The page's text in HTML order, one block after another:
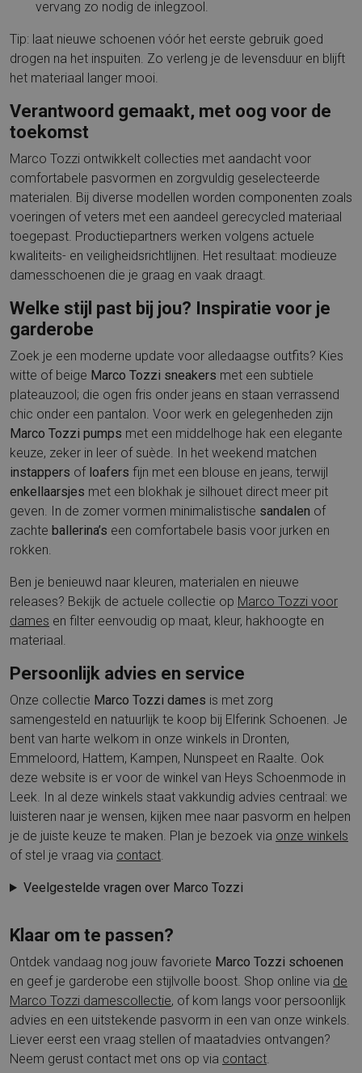
vervang zo nodig de inlegzool.
Tip: laat nieuwe schoenen vóór het eerste gebruik goed
drogen na het inspuiten. Zo verleng je de levensduur en blijft
het materiaal langer mooi.
Verantwoord gemaakt, met oog voor de
toekomst
Marco Tozzi ontwikkelt collecties met aandacht voor
comfortabele pasvormen en zorgvuldig geselecteerde
materialen. Bij diverse modellen worden componenten zoals
voeringen of veters met een aandeel gerecycled materiaal
toegepast. Productiepartners werken volgens actuele
kwaliteits- en veiligheidsrichtlijnen. Het resultaat: modieuze
damesschoenen die je graag en vaak draagt.
Welke stijl past bij jou? Inspiratie voor je
garderobe
Zoek je een moderne update voor alledaagse outfits? Kies
witte of beige Marco Tozzi sneakers met een subtiele
plateauzool; die ogen fris onder jeans en staan verrassend
chic onder een pantalon. Voor werk en gelegenheden zijn
Marco Tozzi pumps met een middelhoge hak een elegante
keuze, zeker in leer of suède. In het weekend matchen
instappers of loafers fijn met een blouse en jeans, terwijl
enkellaarsjes met een blokhak je silhouet direct meer pit
geven. In de zomer vormen minimalistische sandalen of
zachte ballerina’s een comfortabele basis voor jurken en
rokken.
Ben je benieuwd naar kleuren, materialen en nieuwe
releases? Bekijk de actuele collectie op Marco Tozzi voor
dames en filter eenvoudig op maat, kleur, hakhoogte en
materiaal.
Persoonlijk advies en service
Onze collectie Marco Tozzi dames is met zorg
samengesteld en natuurlijk te koop bij Elferink Schoenen. Je
bent van harte welkom in onze winkels in Dronten,
Emmeloord, Hattem, Kampen, Nunspeet en Raalte. Ook
deze website is er voor de winkel van Heys Schoenmode in
Leek. In al deze winkels staat vakkundig advies centraal: we
luisteren naar je wensen, kijken mee naar pasvorm en helpen
je de juiste keuze te maken. Plan je bezoek via onze winkels
of stel je vraag via contact.
Veelgestelde vragen over Marco Tozzi
Klaar om te passen?
Ontdek vandaag nog jouw favoriete Marco Tozzi schoenen
en geef je garderobe een stijlvolle boost. Shop online via de
Marco Tozzi damescollectie, of kom langs voor persoonlijk
advies en een uitstekende pasvorm in een van onze winkels.
Liever eerst een vraag stellen of maatadvies ontvangen?
Neem gerust contact met ons op via contact.